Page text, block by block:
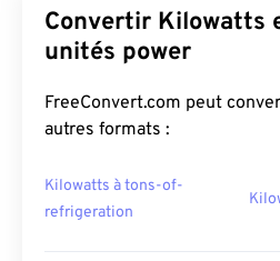
Convertir Kilowatts
unités power
FreeConvert.com peut
autres formats :
Kilowatts à tons-of-
refrigeration